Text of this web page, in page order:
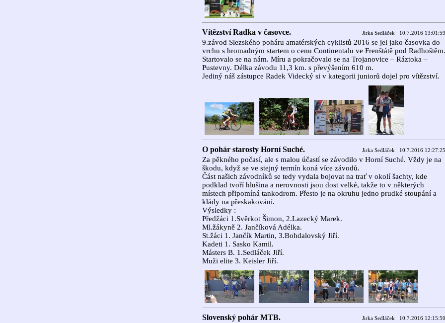
Vítězství Radka v časovce. Jirka Sedláček 10.7.2016 13:01:59
9.závod Slezského poháru amatérských cyklistů 2016 se jel jako časovka do
vrchu s hromadným startem o cenu Continentalu ve Frenštátě pod Radhoštěm.
Startovalo se na nám. Míru a pokračovalo se na Trojanovice – Ráztoka –
Pustevny. Délka závodu 11,3 km. s převýšením 610 m.
Jediný náš zástupce Radek Videcký si v kategorii juniorů dojel pro vítězství.
O pohár starosty Horní Suché. Jirka Sedláček 10.7.2016 12:27:25
Za pěkného počasí, ale s malou účastí se závodilo v Horní Suché. Vždy je na
škodu, když se ve stejný termín koná více závodů.
Část našich závodníků se tedy vydala bojovat na trať v okolí šachty, kde
podklad tvoří hlušina a nerovnosti jsou dost velké, takže to v některých
místech připomíná tankodrom. Přesto je na okruhu jedno prudké stoupání a
klády na přeskakování.
Výsledky :
Předžáci 1.Svěrkot Šimon, 2.Lazecký Marek.
Ml.žákyně 2. Jančíková Adélka.
St.žáci 1. Jančík Martin, 3.Bohdalovský Jiří.
Kadeti 1. Sasko Kamil.
Másters B. 1.Sedláček Jiří.
Muži elite 3. Keisler Jiří.
Slovenský pohár MTB. Jirka Sedláček 10.7.2016 12:15:50